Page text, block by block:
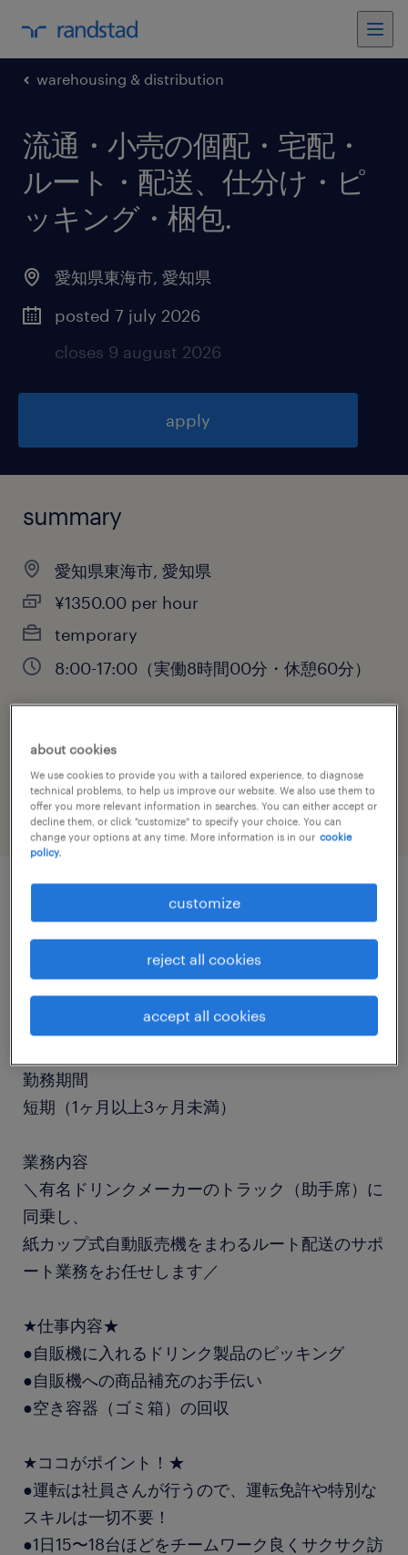
warehousing & distribution
流通・小売の個配・宅配・
ルート・配送、仕分け・ピ
ッキング・梱包.
愛知県東海市, 愛知県
posted 7 july 2026
closes 9 august 2026
apply
summary
愛知県東海市, 愛知県
¥1350.00 per hour
temporary
8:00-17:00（実働8時間00分・休憩60分）
job category
warehousing & distribution
job details
個配・宅配・ルート・配送、仕分け・ピッキン
勤務期間
短期（1ヶ月以上3ヶ月未満）
業務内容
＼有名ドリンクメーカーのトラック（助手席）に
同乗し、
紙カップ式自動販売機をまわるルート配送のサポ
ート業務をお任せします／
★仕事内容★
●自販機に入れるドリンク製品のピッキング
●自販機への商品補充のお手伝い
●空き容器（ゴミ箱）の回収
★ココがポイント！★
●運転は社員さんが行うので、運転免許や特別な
スキルは一切不要！
●1日15〜18台ほどをチームワーク良くサクサク訪
about cookies
We use cookies to provide you with a tailored experience, to diagnose
technical problems, to help us improve our website. We also use them to
offer you more relevant information in searches. You can either accept or
decline them, or click "customize" to specify your choice. You can
change your options at any time. More information is in our cookie
policy.
customize
reject all cookies
accept all cookies